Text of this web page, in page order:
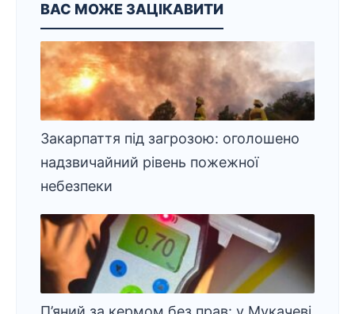
ВАС МОЖЕ ЗАЦІКАВИТИ
Закарпаття під загрозою: оголошено
надзвичайний рівень пожежної
небезпеки